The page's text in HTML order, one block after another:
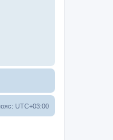
UTC+03:00